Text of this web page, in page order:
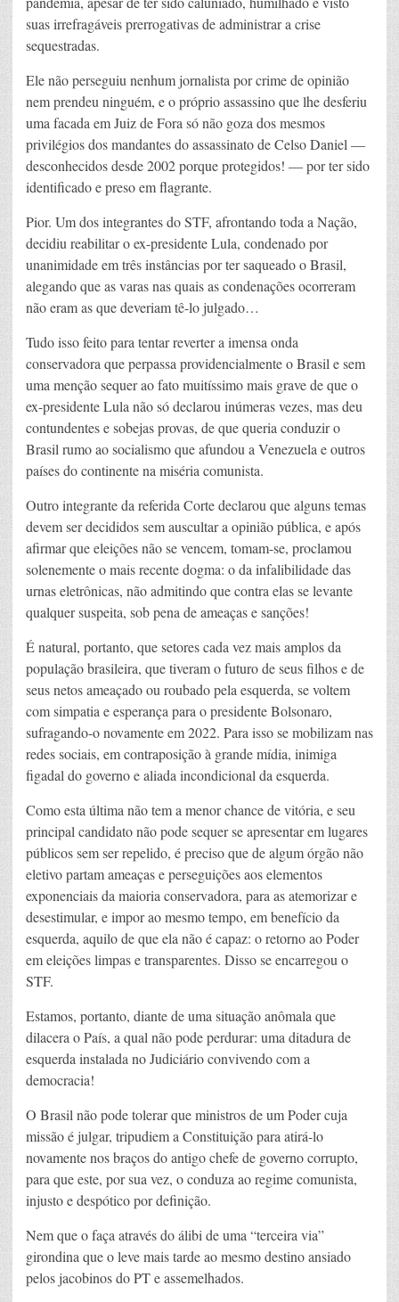
suas irrefragáveis prerrogativas de administrar a crise
sequestradas.
Ele não perseguiu nenhum jornalista por crime de opinião
nem prendeu ninguém, e o próprio assassino que lhe desferiu
uma facada em Juiz de Fora só não goza dos mesmos
privilégios dos mandantes do assassinato de Celso Daniel —
desconhecidos desde 2002 porque protegidos! — por ter sido
identificado e preso em flagrante.
Pior. Um dos integrantes do STF, afrontando toda a Nação,
decidiu reabilitar o ex-presidente Lula, condenado por
unanimidade em três instâncias por ter saqueado o Brasil,
alegando que as varas nas quais as condenações ocorreram
não eram as que deveriam tê-lo julgado…
Tudo isso feito para tentar reverter a imensa onda
conservadora que perpassa providencialmente o Brasil e sem
uma menção sequer ao fato muitíssimo mais grave de que o
ex-presidente Lula não só declarou inúmeras vezes, mas deu
contundentes e sobejas provas, de que queria conduzir o
Brasil rumo ao socialismo que afundou a Venezuela e outros
países do continente na miséria comunista.
Outro integrante da referida Corte declarou que alguns temas
devem ser decididos sem auscultar a opinião pública, e após
afirmar que eleições não se vencem, tomam-se, proclamou
solenemente o mais recente dogma: o da infalibilidade das
urnas eletrônicas, não admitindo que contra elas se levante
qualquer suspeita, sob pena de ameaças e sanções!
É natural, portanto, que setores cada vez mais amplos da
população brasileira, que tiveram o futuro de seus filhos e de
seus netos ameaçado ou roubado pela esquerda, se voltem
com simpatia e esperança para o presidente Bolsonaro,
sufragando-o novamente em 2022. Para isso se mobilizam nas
redes sociais, em contraposição à grande mídia, inimiga
figadal do governo e aliada incondicional da esquerda.
Como esta última não tem a menor chance de vitória, e seu
principal candidato não pode sequer se apresentar em lugares
públicos sem ser repelido, é preciso que de algum órgão não
eletivo partam ameaças e perseguições aos elementos
exponenciais da maioria conservadora, para as atemorizar e
desestimular, e impor ao mesmo tempo, em benefício da
esquerda, aquilo de que ela não é capaz: o retorno ao Poder
em eleições limpas e transparentes. Disso se encarregou o
STF.
Estamos, portanto, diante de uma situação anômala que
dilacera o País, a qual não pode perdurar: uma ditadura de
esquerda instalada no Judiciário convivendo com a
democracia!
O Brasil não pode tolerar que ministros de um Poder cuja
missão é julgar, tripudiem a Constituição para atirá-lo
novamente nos braços do antigo chefe de governo corrupto,
para que este, por sua vez, o conduza ao regime comunista,
injusto e despótico por definição.
Nem que o faça através do álibi de uma “terceira via”
girondina que o leve mais tarde ao mesmo destino ansiado
pelos jacobinos do PT e assemelhados.